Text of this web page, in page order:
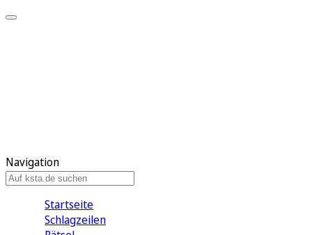
Navigation
Startseite
Schlagzeilen